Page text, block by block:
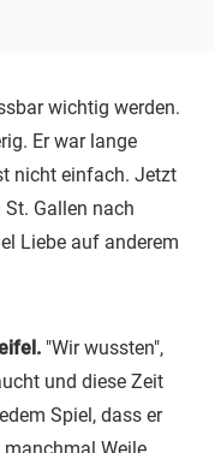
wichtig werden.
Er war lange
nicht einfach. Jetzt
Gallen nach
Liebe auf anderem
"Wir wussten",
und diese Zeit
Spiel, dass er
Weile.